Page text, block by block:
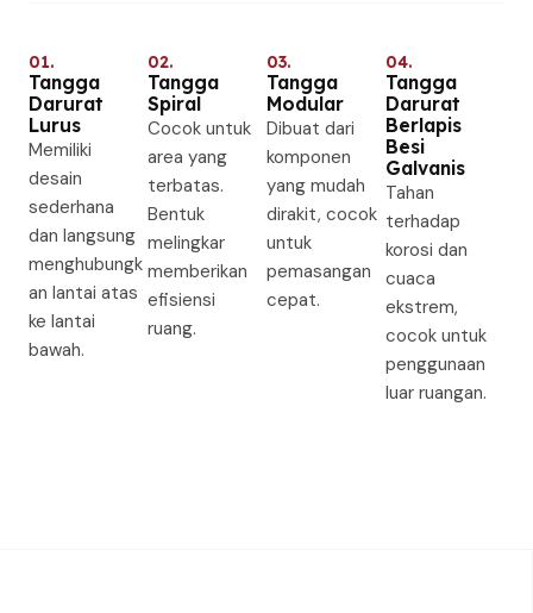
01.
Tangga
Darurat
Lurus
Memiliki
desain
sederhana
dan langsung
menghubungk
an lantai atas
ke lantai
bawah.
02.
Tangga
Spiral
Cocok untuk
area yang
terbatas.
Bentuk
melingkar
memberikan
efisiensi
ruang.
03.
Tangga
Modular
Dibuat dari
komponen
yang mudah
dirakit, cocok
untuk
pemasangan
cepat.
04.
Tangga
Darurat
Berlapis
Besi
Galvanis
Tahan
terhadap
korosi dan
cuaca
ekstrem,
cocok untuk
penggunaan
luar ruangan.